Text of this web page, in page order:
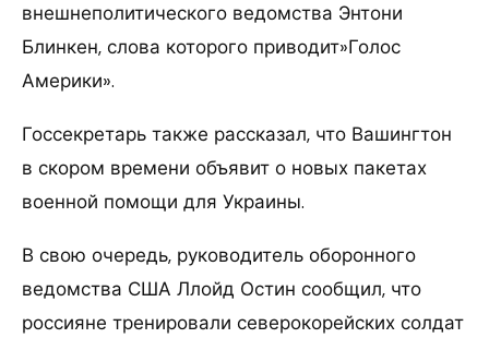
внешнеполитического ведомства Энтони
Блинкен, слова которого приводит»Голос
Америки».
Госсекретарь также рассказал, что Вашингтон
в скором времени объявит о новых пакетах
военной помощи для Украины.
В свою очередь, руководитель оборонного
ведомства США Ллойд Остин сообщил, что
россияне тренировали северокорейских солдат